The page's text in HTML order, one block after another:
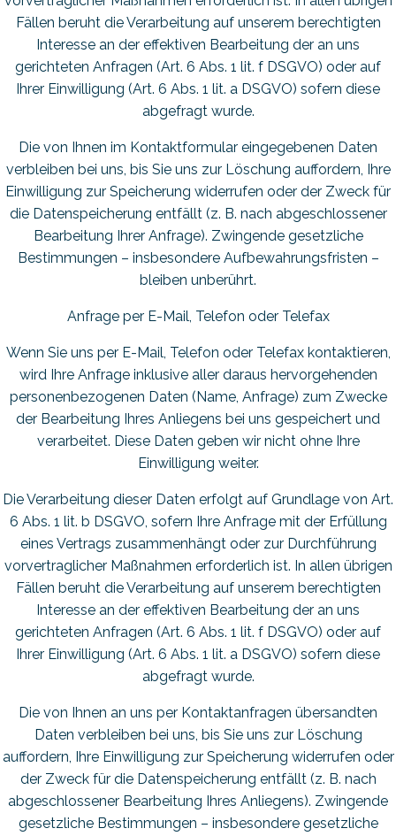
Fällen beruht die Verarbeitung auf unserem berechtigten
Interesse an der effektiven Bearbeitung der an uns
gerichteten Anfragen (Art. 6 Abs. 1 lit. f DSGVO) oder auf
Ihrer Einwilligung (Art. 6 Abs. 1 lit. a DSGVO) sofern diese
abgefragt wurde.
Die von Ihnen im Kontaktformular eingegebenen Daten
verbleiben bei uns, bis Sie uns zur Löschung auffordern, Ihre
Einwilligung zur Speicherung widerrufen oder der Zweck für
die Datenspeicherung entfällt (z. B. nach abgeschlossener
Bearbeitung Ihrer Anfrage). Zwingende gesetzliche
Bestimmungen – insbesondere Aufbewahrungsfristen –
bleiben unberührt.
Anfrage per E-Mail, Telefon oder Telefax
Wenn Sie uns per E-Mail, Telefon oder Telefax kontaktieren,
wird Ihre Anfrage inklusive aller daraus hervorgehenden
personenbezogenen Daten (Name, Anfrage) zum Zwecke
der Bearbeitung Ihres Anliegens bei uns gespeichert und
verarbeitet. Diese Daten geben wir nicht ohne Ihre
Einwilligung weiter.
Die Verarbeitung dieser Daten erfolgt auf Grundlage von Art.
6 Abs. 1 lit. b DSGVO, sofern Ihre Anfrage mit der Erfüllung
eines Vertrags zusammenhängt oder zur Durchführung
vorvertraglicher Maßnahmen erforderlich ist. In allen übrigen
Fällen beruht die Verarbeitung auf unserem berechtigten
Interesse an der effektiven Bearbeitung der an uns
gerichteten Anfragen (Art. 6 Abs. 1 lit. f DSGVO) oder auf
Ihrer Einwilligung (Art. 6 Abs. 1 lit. a DSGVO) sofern diese
abgefragt wurde.
Die von Ihnen an uns per Kontaktanfragen übersandten
Daten verbleiben bei uns, bis Sie uns zur Löschung
auffordern, Ihre Einwilligung zur Speicherung widerrufen oder
der Zweck für die Datenspeicherung entfällt (z. B. nach
abgeschlossener Bearbeitung Ihres Anliegens). Zwingende
gesetzliche Bestimmungen – insbesondere gesetzliche